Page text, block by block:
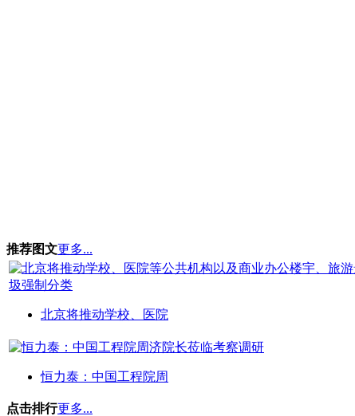
推荐图文更多...
北京将推动学校、医院
恒力泰：中国工程院周
点击排行更多...